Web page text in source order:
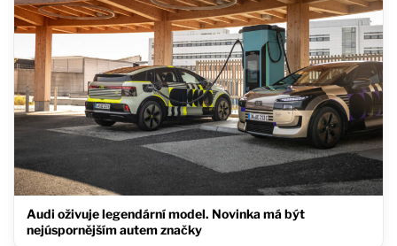
Audi oživuje legendární model. Novinka má být
nejúspornějším autem značky